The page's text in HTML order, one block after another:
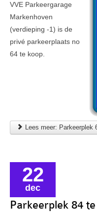
VVE Parkeergarage
Markenhoven
(verdieping -1) is de
privé parkeerplaats no
64 te koop.
Lees meer: Parkeerplek
22
dec
Parkeerplek 84